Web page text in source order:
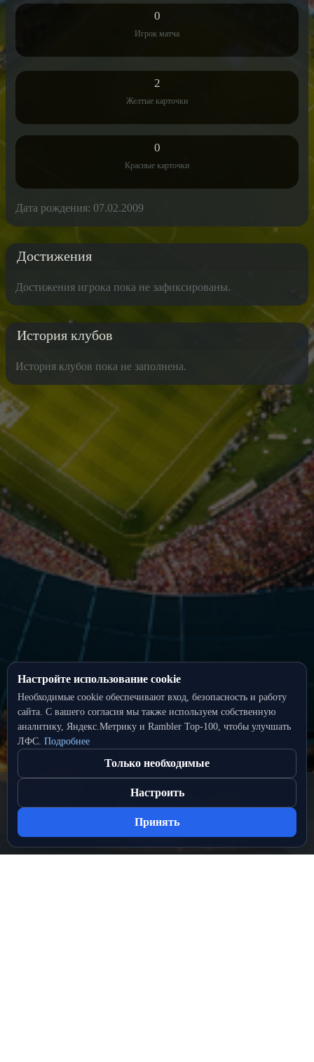
0
Игрок матча
2
Желтые карточки
0
Красные карточки
Дата рождения: 07.02.2009
Достижения
Достижения игрока пока не зафиксированы.
История клубов
История клубов пока не заполнена.
Настройте использование cookie
Необходимые cookie обеспечивают вход, безопасность и работу
сайта. С вашего согласия мы также используем собственную
аналитику, Яндекс.Метрику и Rambler Top‑100, чтобы улучшать
ЛФС. Подробнее
Только необходимые
Настроить
Принять